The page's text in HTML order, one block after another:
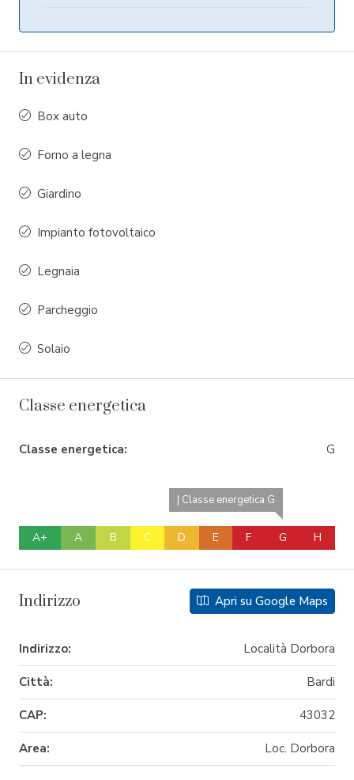
In evidenza
Box auto
Forno a legna
Giardino
Impianto fotovoltaico
Legnaia
Parcheggio
Solaio
Classe energetica
Classe energetica: G
A+ A B C D E F
| Classe energetica G
G H
Indirizzo Apri su Google Maps
Indirizzo: Località Dorbora
Città: Bardi
CAP: 43032
Area: Loc. Dorbora